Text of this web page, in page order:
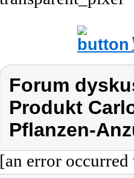
Forum
Produkt
Pflanzen-
[an error